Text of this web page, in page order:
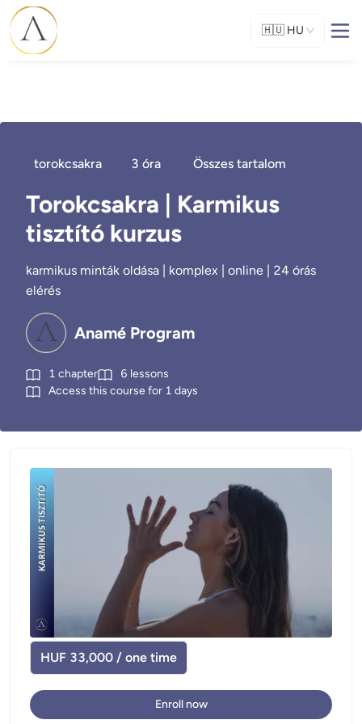
🇭🇺 HU
torokcsakra 3 óra Összes tartalom
Torokcsakra | Karmikus
tisztító kurzus
karmikus minták oldása | komplex | online | 24 órás
elérés
Anamé Program
1 chapter 6 lessons
Access this course for 1 days
HUF 33,000 / one time
Enroll now